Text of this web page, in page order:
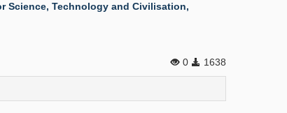
Science, Technology and Civilisation,
0 1638